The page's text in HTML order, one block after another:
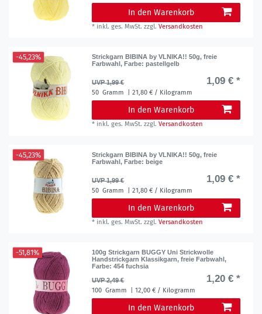
In den Warenkorb
* inkl. ges. MwSt. zzgl.Versandkosten
-45,23%
Strickgarn BIBINA by VLNIKA!! 50g, freie
Farbwahl, Farbe: pastellgelb
UVP 1,99 € 1,09 € *
50 Gramm | 21,80 € / Kilogramm
In den Warenkorb
* inkl. ges. MwSt. zzgl.Versandkosten
-45,23%
Strickgarn BIBINA by VLNIKA!! 50g, freie
Farbwahl, Farbe: beige
UVP 1,99 € 1,09 € *
50 Gramm | 21,80 € / Kilogramm
In den Warenkorb
* inkl. ges. MwSt. zzgl.Versandkosten
-51,81%
100g Strickgarn BUGGY Uni Strickwolle
Handstrickgarn Klassikgarn, freie Farbwahl,
Farbe: 454 fuchsia
UVP 2,49 €
1,20 € *
100 Gramm | 12,00 € / Kilogramm
In den Warenkorb